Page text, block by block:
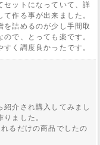
セットになっていて、詳
作る事が出来ました。
を詰めるのが少し手間取
で、とっても楽です。
く調度良かったです。
紹介され購入してみまし
ました。
るだけの商品でしたの